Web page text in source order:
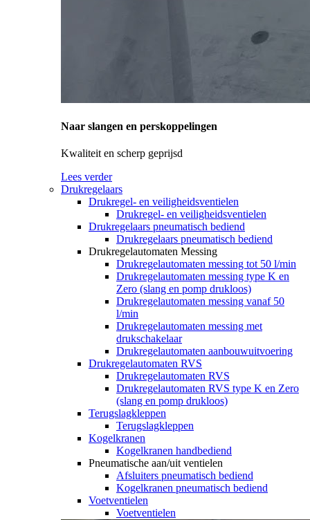
Naar slangen en perskoppelingen
Kwaliteit en scherp geprijsd
Lees verder
Drukregelaars
Drukregel- en veiligheidsventielen
Drukregel- en veiligheidsventielen
Drukregelaars pneumatisch bediend
Drukregelaars pneumatisch bediend
Drukregelautomaten Messing
Drukregelautomaten messing tot 50 l/min
Drukregelautomaten messing type K en
Zero (slang en pomp drukloos)
Drukregelautomaten messing vanaf 50
l/min
Drukregelautomaten messing met
drukschakelaar
Drukregelautomaten aanbouwuitvoering
Drukregelautomaten RVS
Drukregelautomaten RVS
Drukregelautomaten RVS type K en Zero
(slang en pomp drukloos)
Terugslagkleppen
Terugslagkleppen
Kogelkranen
Kogelkranen handbediend
Pneumatische aan/uit ventielen
Afsluiters pneumatisch bediend
Kogelkranen pneumatisch bediend
Voetventielen
Voetventielen